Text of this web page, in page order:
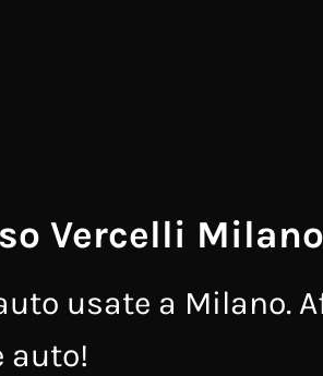
Vercelli Milano
usate a Milano.
auto!